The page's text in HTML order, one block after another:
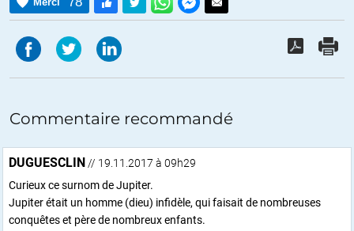
Commentaire recommandé
DUGUESCLIN // 19.11.2017 à 09h29
Curieux ce surnom de Jupiter.
Jupiter était un homme (dieu) infidèle, qui faisait de nombreuses
conquêtes et père de nombreux enfants.